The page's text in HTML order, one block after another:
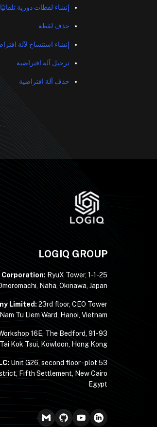
إنشاء لقطات دورية تلقائيًا
حذف لقطة
إنشاء استنساخ لآلة
ترحيل آلة افتراضية
حذف آلة افتراضية
LOGIQ GROUP
Corporation:RyuX Tower, 1-1-25,
Naha, Okinawa, Japan
Limited:23rd floor, CEO Tower,
Tu Liem Ward, Hanoi, Vietnam
16E, The Bedford, 91-93
Kok Tsui, Kowloon, Hong Kong
Unit G26, second floor - plot 53 -
Fifth Settlement, New Cairo,
Egypt